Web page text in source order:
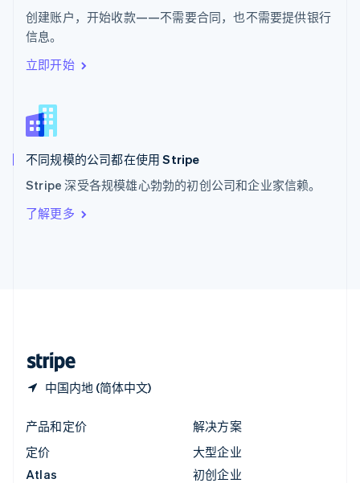
创建账户，开始收款——不需要合同，也不需要提供银行
信息。
立即开始
不同规模的公司都在使用 Stripe
Stripe 深受各规模雄心勃勃的初创公司和企业家信赖。
了解更多
中国内地 (简体中文)
English
西班牙
Español
新加坡
新西兰
English
匈牙利
English
ItalianoEnglish
印度
English
产品和定价
定价
Atlas
解决方案
大型企业
初创企业